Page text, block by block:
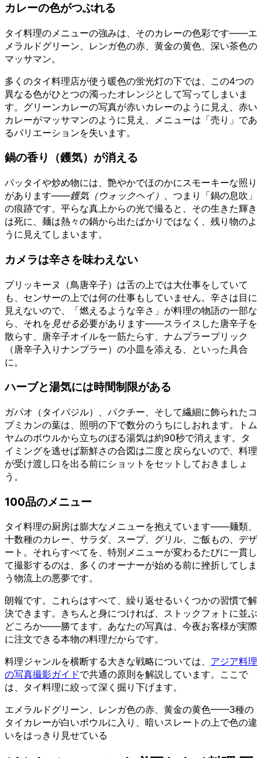
カレーの色がつぶれる
タイ料理のメニューの強みは、そのカレーの色彩です——エ
メラルドグリーン、レンガ色の赤、黄金の黄色、深い茶色の
マッサマン。
多くのタイ料理店が使う暖色の蛍光灯の下では、この4つの
異なる色がひとつの濁ったオレンジとして写ってしまいま
す。グリーンカレーの写真が赤いカレーのように見え、赤い
カレーがマッサマンのように見え、メニューは「売り」であ
るバリエーションを失います。
鍋の香り（鑊気）が消える
パッタイや炒め物には、艶やかでほのかにスモーキーな照り
があります——鑊気（ウォックヘイ） 、つまり「鍋の息吹」
の痕跡です。平らな真上からの光で撮ると、その生きた輝き
は死に、麺は熱々の鍋から出たばかりではなく、残り物のよ
うに見えてしまいます。
カメラは辛さを味わえない
プリッキーヌ（鳥唐辛子）は舌の上では大仕事をしていて
も、センサーの上では何の仕事もしていません。辛さは目に
見えないので、「燃えるような辛さ」が料理の物語の一部な
ら、それを 見せる必要があります——スライスした唐辛子を
散らす、唐辛子オイルを一筋たらす、ナムプラープリック
（唐辛子入りナンプラー）の小皿を添える、といった具合
に。
ハーブと湯気には時間制限がある
ガパオ（タイバジル）、パクチー、そして繊細に飾られたコ
ブミカンの葉は、照明の下で数分のうちにしおれます。トム
ヤムのボウルから立ちのぼる湯気は約90秒で消えます。タ
イミングを逃せば新鮮さの合図は二度と戻らないので、料理
が受け渡し口を出る前にショットをセットしておきましょ
う。
100品のメニュー
タイ料理の厨房は膨大なメニューを抱えています——麺類、
十数種のカレー、サラダ、スープ、グリル、ご飯もの、デザ
ート。それらすべてを、特別メニューが変わるたびに一貫し
て撮影するのは、多くのオーナーが始める前に挫折してしま
う物流上の悪夢です。
朗報です。これらはすべて、繰り返せるいくつかの習慣で解
決できます。きちんと身につければ、ストックフォトに並ぶ
どころか——勝てます。あなたの写真は、今夜お客様が実際
に注文できる本物の料理だからです。
料理ジャンルを横断する大きな戦略については、 アジア料理
の写真撮影ガイドで共通の原則を解説しています。ここで
は、タイ料理に絞って深く掘り下げます。
エメラルドグリーン、レンガ色の赤、黄金の黄色——3種の
タイカレーが白いボウルに入り、暗いスレートの上で色の違
いをはっきり見せている